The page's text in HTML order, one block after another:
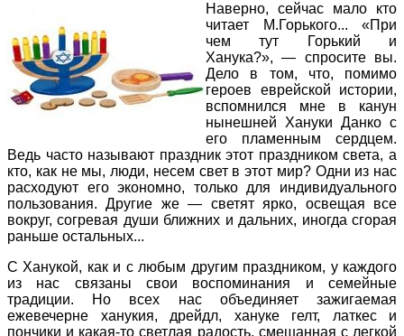
Наверно, сейчас мало кто
читает М.Горького... «При
чем тут Горький и
Ханука?», — спросите вы.
Дело в том, что, помимо
героев еврейской истории,
вспомнился мне в канун
нынешней Хануки Данко с
его пламенным сердцем.
Ведь часто называют праздник этот праздником света, а
кто, как не мы, люди, несем свет в этот мир? Одни из нас
расходуют его экономно, только для индивидуального
пользования. Другие же — светят ярко, освещая все
вокруг, согревая души ближних и дальних, иногда сгорая
раньше остальных...
С Ханукой, как и с любым другим праздником, у каждого
из нас связаны свои воспоминания и семейные
традиции. Но всех нас объединяет зажигаемая
ежевечерне ханукия, дрейдл, хануке гелт, латкес и
пончики и какая-то светлая радость, смешанная с легкой